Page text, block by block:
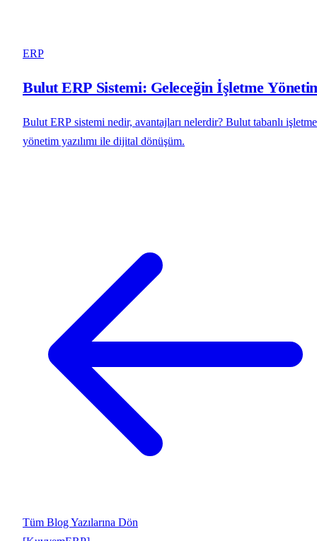
ERP
Bulut ERP Sistemi: Geleceğin İşletme
Bulut ERP sistemi nedir, avantajları nelerdir? Bulut tabanlı işletme
yönetim yazılımı ile dijital dönüşüm.
Tüm Blog Yazılarına Dön